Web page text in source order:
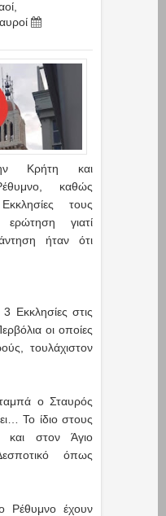
Κρήτη και
καθώς
τους
γιατί
ήταν ότι
Εκκλησίες στις
οι οποίες
τουλάχιστον
ο Σταυρός
Το ίδιο στους
και στον Άγιο
όπως
Ρέθυμνο έχουν